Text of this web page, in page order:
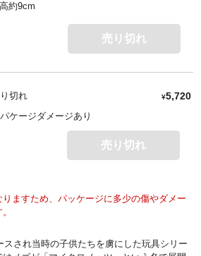
約9cm
売り切れ
切れ ¥5,720
パケージダメージあり
売り切れ
ますため、パッケージに多少の傷やダメー
スされ当時の子供たちを虜にした玩具シリー